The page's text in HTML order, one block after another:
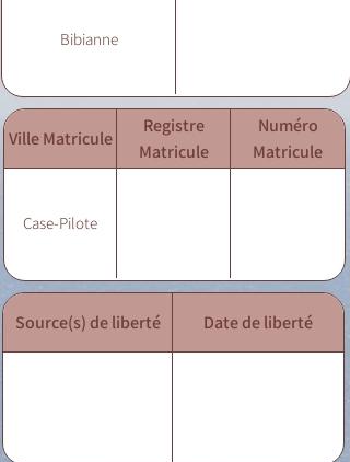
Bibianne
Ville Matricule
Registre
Matricule
Numéro
Matricule
Case-Pilote
Source(s) de liberté Date de liberté